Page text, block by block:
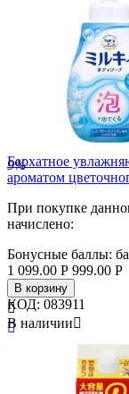
9%
Бархатное
ароматом
При покупке
начислено:
Бонусные баллы:
1 099.00 Р 999.00 Р
В корзину


Cow Brand
КОД: 083911
В наличии